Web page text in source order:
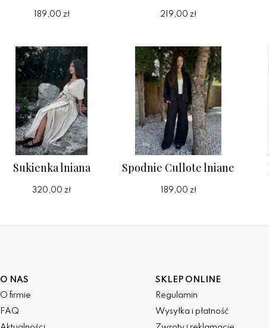
189,00 zł 219,00 zł
Sukienka lniana
320,00 zł
Spodnie Cullote lniane
189,00 zł
O NAS
O firmie
FAQ
SKLEP ONLINE
Regulamin
Wysyłka i płatność